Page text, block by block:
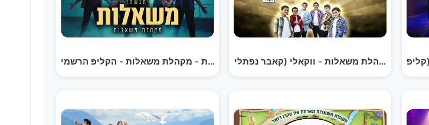
משאלות - מקהלת משאלות - הקליפ הרשמי | Mishalot…